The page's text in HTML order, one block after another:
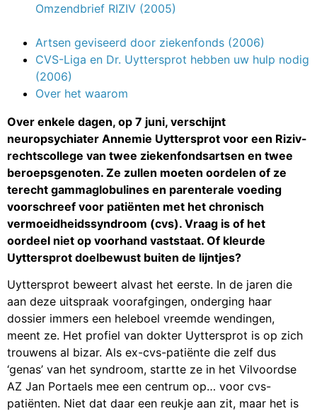
Omzendbrief RIZIV (2005)
Artsen geviseerd door ziekenfonds (2006)
CVS-Liga en Dr. Uyttersprot hebben uw hulp nodig
(2006)
Over het waarom
Over enkele dagen, op 7 juni, verschijnt
neuropsychiater Annemie Uyttersprot voor een Riziv-
rechtscollege van twee ziekenfondsartsen en twee
beroepsgenoten. Ze zullen moeten oordelen of ze
terecht gammaglobulines en parenterale voeding
voorschreef voor patiënten met het chronisch
vermoeidheidssyndroom (cvs). Vraag is of het
oordeel niet op voorhand vaststaat. Of kleurde
Uyttersprot doelbewust buiten de lijntjes?
Uyttersprot beweert alvast het eerste. In de jaren die
aan deze uitspraak voorafgingen, onderging haar
dossier immers een heleboel vreemde wendingen,
meent ze. Het profiel van dokter Uyttersprot is op zich
trouwens al bizar. Als ex-cvs-patiënte die zelf dus
‘genas’ van het syndroom, startte ze in het Vilvoordse
AZ Jan Portaels mee een centrum op… voor cvs-
patiënten. Niet dat daar een reukje aan zit, maar het is